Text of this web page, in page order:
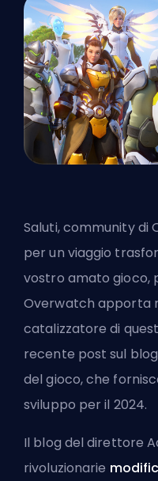
Saluti, community di
per un viaggio
vostro amato gioco,
Overwatch apporta
catalizzatore di
recente post sul
del gioco, che
sviluppo per il 2024.
Il blog del direttore
rivoluzionarie